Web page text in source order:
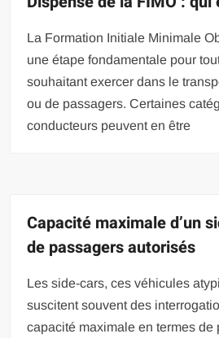
La Formation Initiale Minimale
une étape fondamentale pour
souhaitant exercer dans le
ou de passagers. Certaines
conducteurs peuvent en être
Capacité maximale d’un
de passagers autorisés
Les side-cars, ces véhicules
suscitent souvent des
capacité maximale en termes de